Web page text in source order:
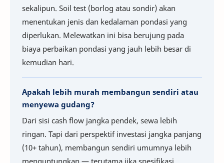
sekalipun. Soil test (borlog atau sondir) akan
menentukan jenis dan kedalaman pondasi yang
diperlukan. Melewatkan ini bisa berujung pada
biaya perbaikan pondasi yang jauh lebih besar di
kemudian hari.
Apakah lebih murah membangun sendiri atau
menyewa gudang?
Dari sisi cash flow jangka pendek, sewa lebih
ringan. Tapi dari perspektif investasi jangka panjang
(10+ tahun), membangun sendiri umumnya lebih